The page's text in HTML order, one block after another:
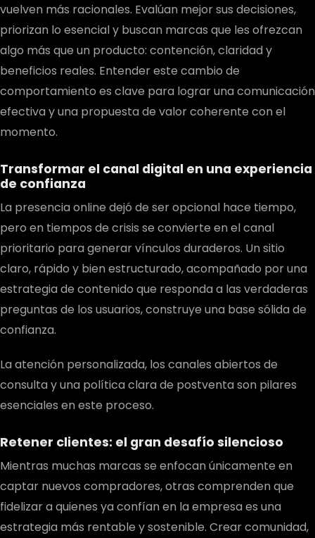
vuelven más racionales. Evalúan mejor sus decisiones,
priorizan lo esencial y buscan marcas que les ofrezcan
algo más que un producto: contención, claridad y
beneficios reales. Entender este cambio de
comportamiento es clave para lograr una comunicación
efectiva y una propuesta de valor coherente con el
momento.
Transformar el canal digital en una experiencia
de confianza
La presencia online dejó de ser opcional hace tiempo,
pero en tiempos de crisis se convierte en el canal
prioritario para generar vínculos duraderos. Un sitio
claro, rápido y bien estructurado, acompañado por una
estrategia de contenido que responda a las verdaderas
preguntas de los usuarios, construye una base sólida de
confianza.
La atención personalizada, los canales abiertos de
consulta y una política clara de postventa son pilares
esenciales en este proceso.
Retener clientes: el gran desafío silencioso
Mientras muchas marcas se enfocan únicamente en
captar nuevos compradores, otras comprenden que
fidelizar a quienes ya confían en la empresa es una
estrategia más rentable y sostenible. Crear comunidad,